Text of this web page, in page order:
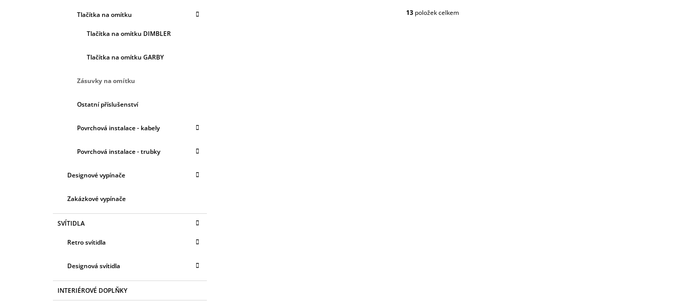
Tlačítka na omítku
Tlačítka na omítku DIMBLER
Tlačítka na omítku GARBY
Zásuvky na omítku
Ostatní příslušenství
Povrchová instalace - kabely
Povrchová instalace - trubky
Designové vypínače
Zakázkové vypínače
SVÍTIDLA
Retro svítidla
Designová svítidla
INTERIÉROVÉ DOPLŇKY
O
13položek celkem